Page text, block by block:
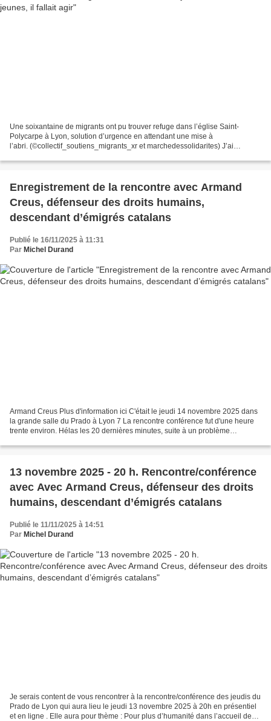
Une soixantaine de migrants ont pu trouver refuge dans l’église Saint-
Polycarpe à Lyon, solution d’urgence en attendant une mise à
l’abri. (©collectif_soutiens_migrants_xr et marchedessolidarites) J’ai
Enregistrement de la rencontre avec Armand
Creus, défenseur des droits humains,
descendant d’émigrés catalans
Publié le 16/11/2025 à 11:31
Par Michel Durand
Armand Creus Plus d'information ici C'était le jeudi 14 novembre 2025 dans
la grande salle du Prado à Lyon 7 La rencontre conférence fut d'une heure
trente environ. Hélas les 20 dernières minutes, suite à un problème
13 novembre 2025 - 20 h. Rencontre/conférence
avec Avec Armand Creus, défenseur des droits
humains, descendant d’émigrés catalans
Publié le 11/11/2025 à 14:51
Par Michel Durand
Je serais content de vous rencontrer à la rencontre/conférence des jeudis du
Prado de Lyon qui aura lieu le jeudi 13 novembre 2025 à 20h en présentiel
et en ligne . Elle aura pour thème : Pour plus d’humanité dans l’accueil des